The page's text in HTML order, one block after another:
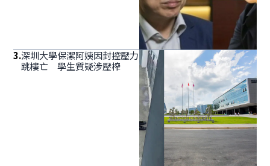
3.深圳大學保潔阿姨因封控壓力
跳樓亡 學生質疑涉壓榨